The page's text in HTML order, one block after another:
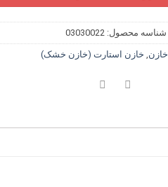
شناسه محصول: 03030022
خازن خازن استارت (خازن خشک)